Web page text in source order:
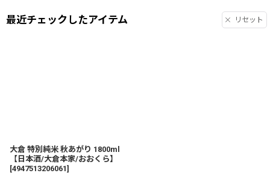
最近チェックしたアイテム リセット
大倉 特別純米 秋あがり 1800ml
【日本酒/大倉本家/おおくら】
[4947513206061]